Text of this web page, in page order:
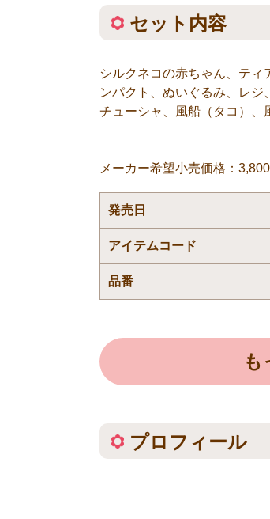
セット内容
シルクネコの赤ちゃん、テ
ンパクト、ぬいぐるみ、レ
チューシャ、風船（タコ）、
メーカー希望小売価格：
発売日
アイテムコード
品番
も
プロフィール